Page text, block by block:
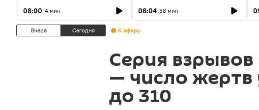
08:00 4 мин
08:04 38 мин
Вчера Сегодня К эфиру
Серия
— число жертв
до 310